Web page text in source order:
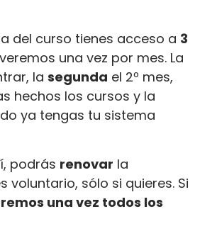
del curso tienes acceso a 3
una vez por mes. La
la segunda el 2º mes,
hechos los cursos y la
ya tengas tu sistema
podrás renovar la
voluntario, sólo si quieres. Si
una vez todos los